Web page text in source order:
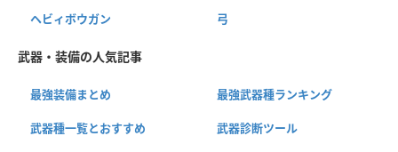
ヘビィボウガン 弓
武器・装備の人気記事
最強装備まとめ 最強武器種ランキング
武器種一覧とおすすめ 武器診断ツール